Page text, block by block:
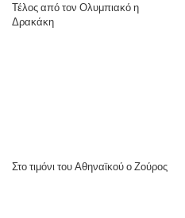
Τέλος από τον Ολυμπιακό η
Δρακάκη
Στο τιμόνι του Αθηναϊκού ο Ζούρος